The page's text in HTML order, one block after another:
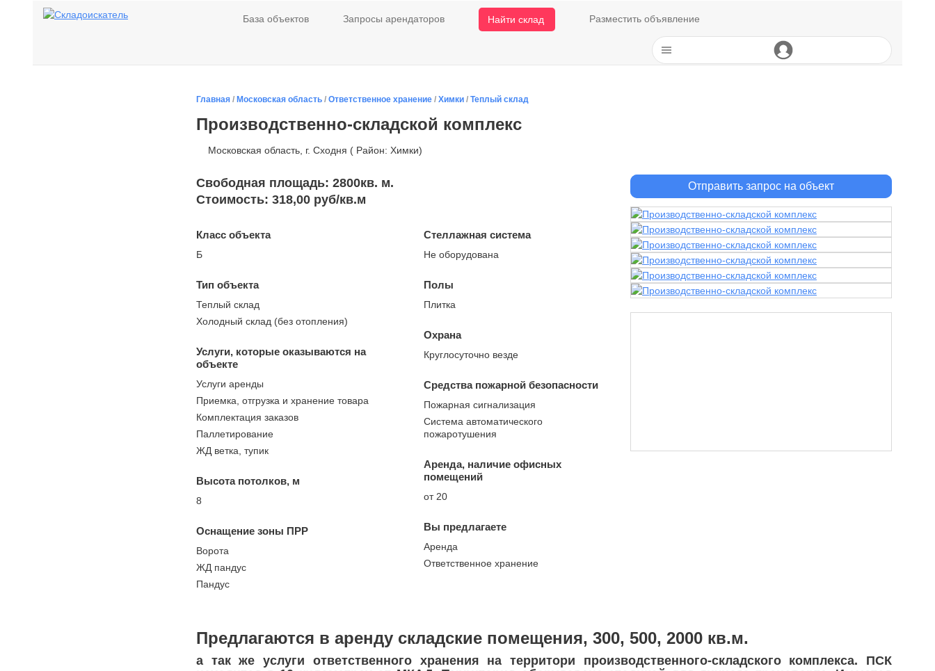
База объектов Запросы арендаторов Найти склад Разместить объявление
Главная / Московская область / Ответственное хранение / Химки / Теплый склад
Производственно-складской комплекс
Московская область, г. Сходня ( Район: Химки)
Отправить запрос на объект
Свободная площадь: 2800кв. м.
Стоимость: 318,00 руб/кв.м
Класс объекта
Б
Тип объекта
Теплый склад
Холодный склад (без отопления)
Услуги, которые оказываются на
объекте
Услуги аренды
Приемка, отгрузка и хранение товара
Комплектация заказов
Паллетирование
ЖД ветка, тупик
Высота потолков, м
8
Оснащение зоны ПРР
Ворота
ЖД пандус
Пандус
Стеллажная система
Не оборудована
Полы
Плитка
Охрана
Круглосуточно везде
Средства пожарной безопасности
Пожарная сигнализация
Система автоматического
пожаротушения
Аренда, наличие офисных
помещений
от 20
Вы предлагаете
Аренда
Ответственное хранение
Предлагаются в аренду складские помещения, 300, 500, 2000 кв.м.
а так же услуги ответственного хранения на территори производственного-складского комплекса. ПСК